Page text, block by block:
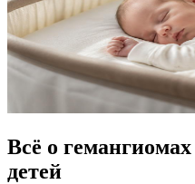
Всё о
детей